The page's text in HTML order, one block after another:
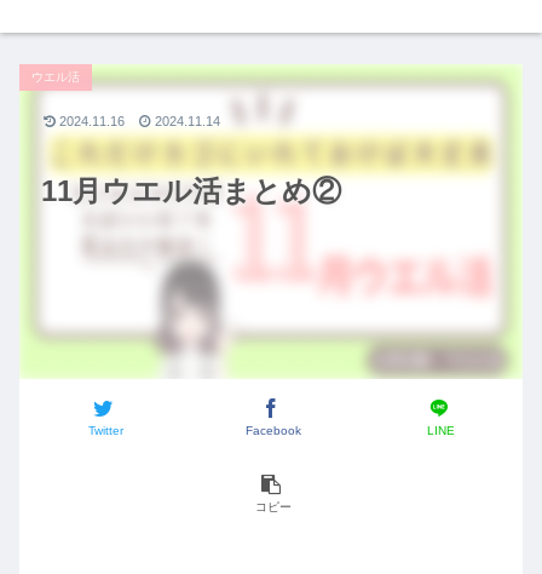
11月ウエル活まとめ②
ウエル活
Twitter Facebook LINE
コピー
2024.11.16 2024.11.14